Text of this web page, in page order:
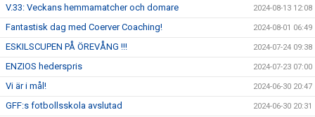
V.33: Veckans hemmamatcher och domare 2024-08-13 12:08
Fantastisk dag med Coerver Coaching! 2024-08-01 06:49
ESKILSCUPEN PÅ ÖREVÅNG !!! 2024-07-24 09:38
ENZIOS hederspris 2024-07-23 07:00
Vi är i mål! 2024-06-30 20:47
GFF:s fotbollsskola avslutad 2024-06-30 20:31